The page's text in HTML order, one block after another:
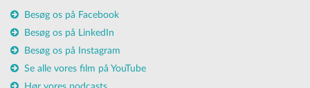
Besøg os på Facebook
Besøg os på LinkedIn
Besøg os på Instagram
Se alle vores film på YouTube